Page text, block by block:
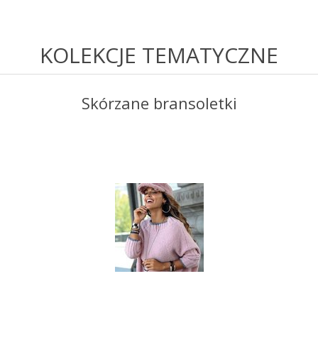
KOLEKCJE TEMATYCZNE
Skórzane bransoletki